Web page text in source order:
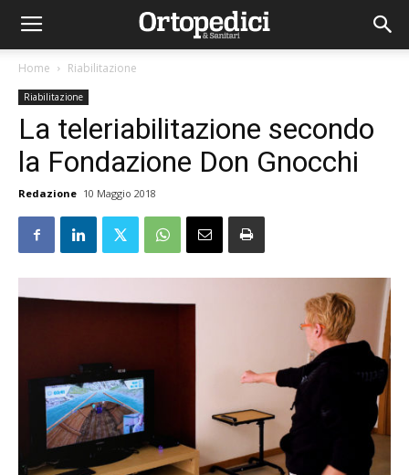
Home Riabilitazione
Riabilitazione
La teleriabilitazione secondo
la Fondazione Don Gnocchi
Redazione 10 Maggio 2018